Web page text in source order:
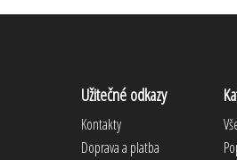
Užitečné odkazy
Kontakty
Doprava a platba